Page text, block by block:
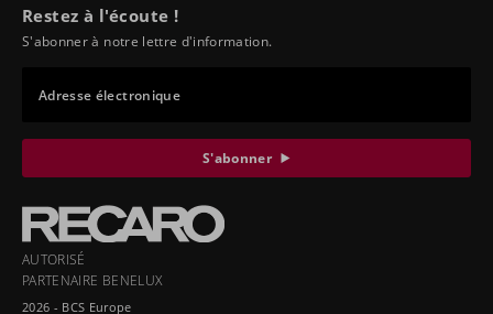
Restez à l'écoute !
S'abonner à notre lettre d'information.
Adresse électronique
S'abonner
AUTORISÉ
PARTENAIRE BENELUX
2026 - BCS Europe